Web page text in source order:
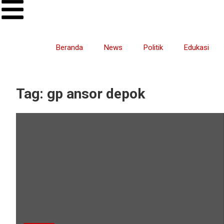
Beranda News Politik Edukasi
Tag: gp ansor depok